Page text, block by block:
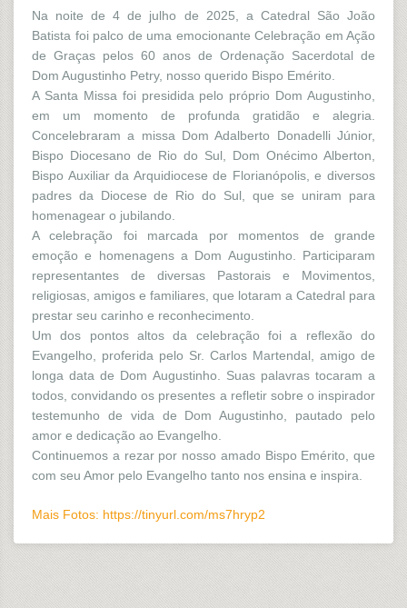
Na noite de 4 de julho de 2025, a Catedral São João
Batista foi palco de uma emocionante Celebração em Ação
de Graças pelos 60 anos de Ordenação Sacerdotal de
Dom Augustinho Petry, nosso querido Bispo Emérito.
A Santa Missa foi presidida pelo próprio Dom Augustinho,
em um momento de profunda gratidão e alegria.
Concelebraram a missa Dom Adalberto Donadelli Júnior,
Bispo Diocesano de Rio do Sul, Dom Onécimo Alberton,
Bispo Auxiliar da Arquidiocese de Florianópolis, e diversos
padres da Diocese de Rio do Sul, que se uniram para
homenagear o jubilando.
A celebração foi marcada por momentos de grande
emoção e homenagens a Dom Augustinho. Participaram
representantes de diversas Pastorais e Movimentos,
religiosas, amigos e familiares, que lotaram a Catedral para
prestar seu carinho e reconhecimento.
Um dos pontos altos da celebração foi a reflexão do
Evangelho, proferida pelo Sr. Carlos Martendal, amigo de
longa data de Dom Augustinho. Suas palavras tocaram a
todos, convidando os presentes a refletir sobre o inspirador
testemunho de vida de Dom Augustinho, pautado pelo
amor e dedicação ao Evangelho.
Continuemos a rezar por nosso amado Bispo Emérito, que
com seu Amor pelo Evangelho tanto nos ensina e inspira.
Mais Fotos: https://tinyurl.com/ms7hryp2